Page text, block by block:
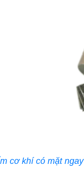
cơ khí có mặt